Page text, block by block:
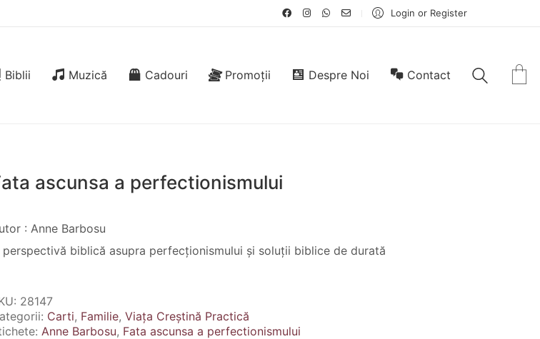
Login or Register
Biblii Muzică Cadouri Promoții Despre Noi Contact
ascunsa a perfectionismului
: Anne Barbosu
perspectivă biblică asupra perfecționismului și soluții biblice de durată
28147
Carti, Familie, Viața Creștină Practică
Anne Barbosu, Fata ascunsa a perfectionismului